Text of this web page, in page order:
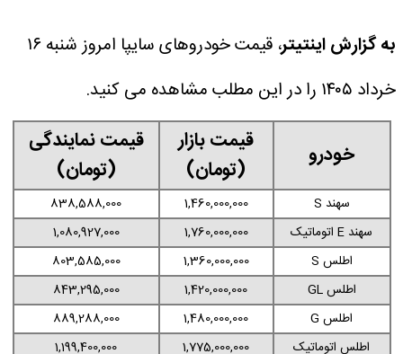
به گزارش اینتیتر
، قیمت خودروهای سایپا امروز شنبه ۱۶
خرداد ۱۴۰۵ را در این مطلب مشاهده می کنید.
خودرو
قیمت بازار
(تومان)
قیمت نمایندگی
(تومان)
سهند S 1,460,000,000
838,588,000
سهند E اتوماتیک
1,760,000,000
1,080,927,000
اطلس S
1,360,000,000
803,585,000
اطلس GL
1,420,000,000
843,295,000
اطلس G
1,480,000,000
889,288,000
اطلس اتوماتیک
1,775,000,000
1,199,400,000